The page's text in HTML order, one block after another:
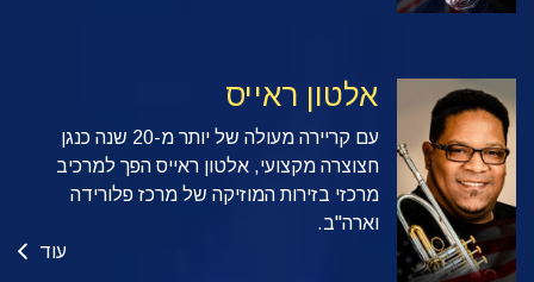
אלטון ראייס
עם קריירה מעולה של יותר מ-20 שנה כנגן
חצוצרה מקצועי, אלטון ראייס הפך למרכיב
מרכזי בזירות המוזיקה של מרכז פלורידה
וארה"ב.
עוד